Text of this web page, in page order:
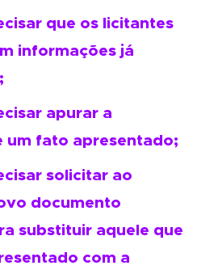
que os licitantes
informações já
apurar a
um fato apresentado;
solicitar ao
documento
substituir aquele que
com a